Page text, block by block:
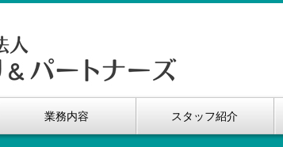
業務内容 スタッフ紹介